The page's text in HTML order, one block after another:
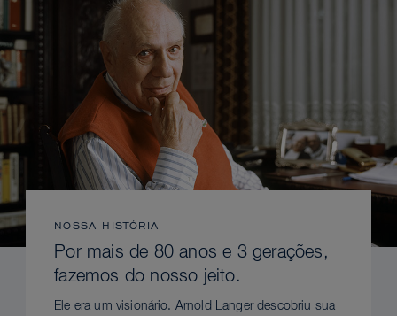
NOSSA HISTÓRIA
Por mais de 80 anos e 3 gerações,
fazemos do nosso jeito.
Ele era um visionário. Arnold Langer descobriu sua